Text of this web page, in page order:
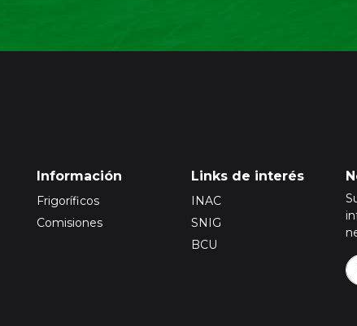
Información
Frigoríficos
Comisiones
Links de interés
INAC
SNIG
BCU